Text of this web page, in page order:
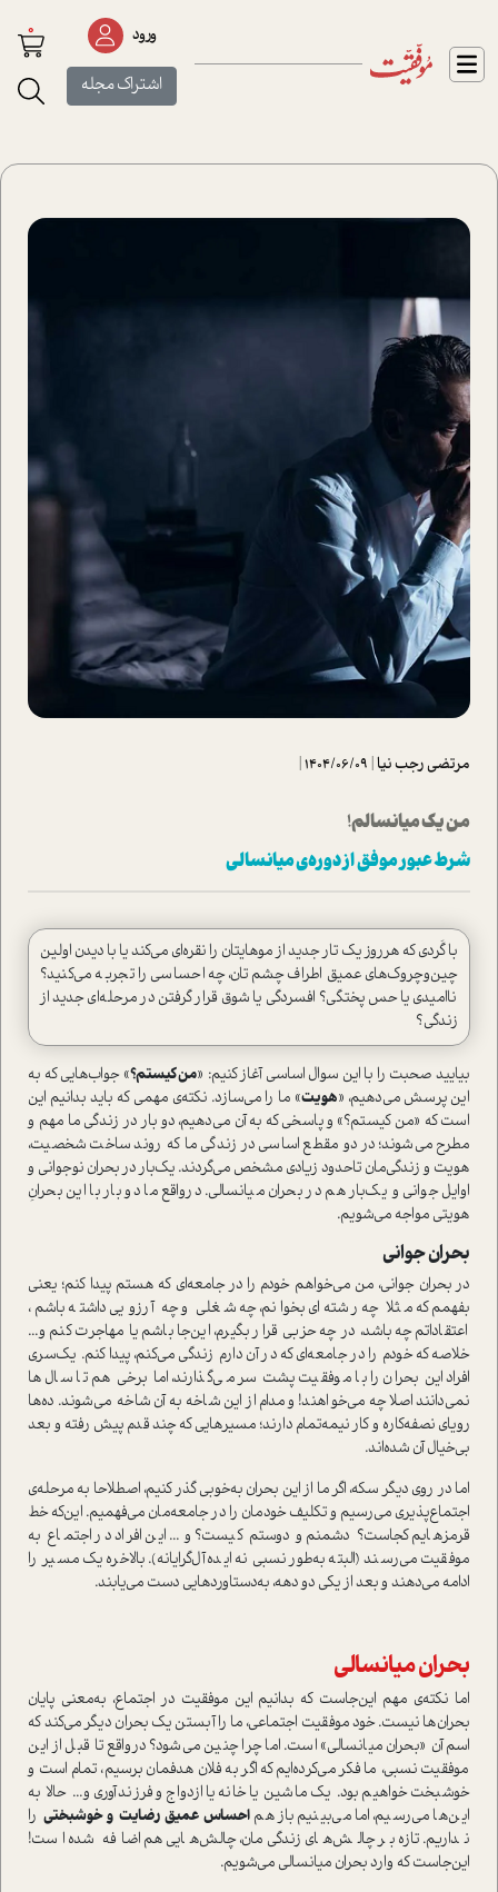
ورود
اشتراک مجله
0
مرتضی رجب نیا|
1404/06/09
|
من یک میانسالم!
شرط عبور موفق از دوره‌ی میانسالی
با گَردی که هر‌روز یک تار جدید از موهایتان را نقره‌ای می‌کند یا با دیدن اولین
چین‌و‌چروک‌های عمیق اطراف چشم‌تان، چه احساسی را تجربه می‌کنید؟
نا‌امیدی یا حس پختگی؟ افسردگی یا شوق قرار گرفتن در مرحله‌ای جدید از
زندگی؟
بیایید صحبت را با این سوال اساسی آغاز کنیم: «من کیستم؟» جواب‌هایی که به
این پرسش می‌دهیم، «هویت» ما را می‌سازد. نکته‌ی مهمی که باید بدانیم این
ا‌ست که «من کیستم؟» و پاسخی که به آن می‌دهیم، دو بار در زندگی ما مهم و
مطرح می‌شوند؛ در دو مقطع اساسی در زندگی ما که روند ساخت شخصیت،
هویت و زندگی‌مان تاحدود زیادی مشخص می‌گردند. یک‌بار در بحران نوجوانی و
اوایل جوانی و یک‌بار هم در بحران میانسالی. در‌واقع ما دو بار با این بحرانِ
هویتی مواجه می‌شویم.
بحران جوانی
در بحران جوانی، من می‌خواهم خودم را در جامعه‌ای که هستم پیدا کنم؛ یعنی
بفهمم که مثلا چه رشته‌ای بخوانم، چه شغلی و چه آرزویی داشته باشم،
اعتقاداتم چه باشد، در چه حزبی قرار بگیرم، این‌جا باشم یا مهاجرت کنم و...
خلاصه که خودم را در جامعه‌ای که در آن دارم زندگی می‌کنم، پیدا کنم. یک‌سری
افراد این بحران را با موفقیت پشت سر می‌گذارند، اما برخی هم تا سال‌ها
نمی‌دانند اصلا چه می‌خواهند! و مدام از این شاخه به آن شاخه می‌شوند. ده‌ها
رویای نصفه‌کاره و کار نیمه‌تمام دارند؛ مسیرهایی که چند قدم پیش رفته و بعد
بی‌خیال آن شده‌اند.
اما در روی دیگر سکه، اگر ما از این بحران به‌خوبی گذر کنیم، اصطلاحا به مرحله‌ی‌
اجتماع‌پذیری می‌رسیم و تکلیف خودمان را در جامعه‌‌مان می‌فهمیم. این‌که خط
قرمزهایم کجا‌ست؟ دشمنم و دوستم کیست؟ و... این افراد در اجتماع به
موفقیت می‌رسند (البته به‌طور نسبی نه ایده‌آل‌گرایانه). بالاخره یک مسیر را
ادامه می‌دهند و بعد از یکی دو دهه، به‌دستاورد‌هایی دست می‌یابند.
بحران میانسالی
اما نکته‌ی مهم این‌جا‌ست که بدانیم این موفقیت در اجتماع، به‌معنی پایان
بحران‌ها نیست. خود موفقیت اجتماعی، ما را آبستن یک بحران دیگر می‌کند که
اسم آن «بحران میانسالی» ا‌ست. اما چرا چنین می‌شود؟ در‌واقع تا قبل از این
موفقیت نسبی، ما فکر می‌کرده‌ایم که اگر به فلان هدفمان برسیم، تمام ا‌ست و
خوشبخت خواهیم بود. یک ماشین یا خانه‌یا ازدواج و فرزندآوری و... حالا به
این‌ها می‌رسیم، اما می‌بینیم باز هماحساس عمیق رضایت و خوشبختی را
نداریم. تازه بر چالش‌های زندگی‌مان، چالش‌هایی هم اضافه شده ا‌ست!
این‌جا‌ست که وارد بحران میانسالی می‌شویم.